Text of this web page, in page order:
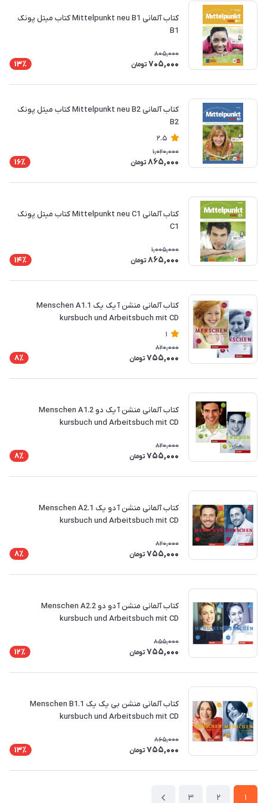
کتاب آلمانی Mittelpunkt neu B1 کتاب میتل پونک
B1
805,000
705,000 تومان 13٪
کتاب آلمانی Mittelpunkt neu B2 کتاب میتل پونک
B2
2.5
1,020,000
865,000 تومان 16٪
کتاب آلمانی Mittelpunkt neu C1 کتاب میتل پونک
C1
1,005,000
865,000 تومان 14٪
کتاب آلمانی منشن آ یک یک Menschen A1.1
kursbuch und Arbeitsbuch mit CD
1
820,000
755,000 تومان 8٪
کتاب آلمانی منشن آ یک دو Menschen A1.2
kursbuch und Arbeitsbuch mit CD
820,000
755,000 تومان 8٪
کتاب آلمانی منشن آ دو یک Menschen A2.1
kursbuch und Arbeitsbuch mit CD
820,000
755,000 تومان 8٪
کتاب آلمانی منشن آ دو دو Menschen A2.2
kursbuch und Arbeitsbuch mit CD
855,000
755,000 تومان 12٪
کتاب آلمانی منشن بی یک یک Menschen B1.1
kursbuch und Arbeitsbuch mit CD
865,000
755,000 تومان 13٪
1
2
3